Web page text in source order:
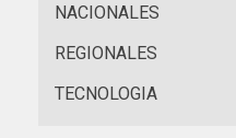
NACIONALES
REGIONALES
TECNOLOGIA